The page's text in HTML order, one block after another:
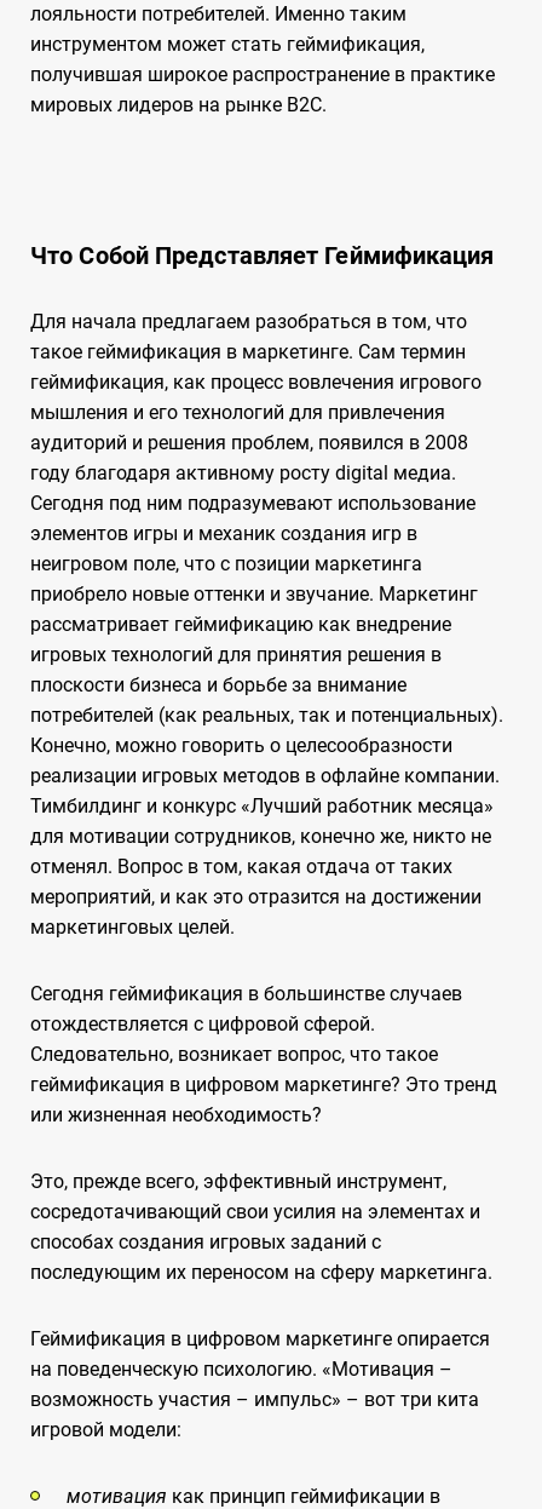
лояльности потребителей. Именно таким
инструментом может стать геймификация,
получившая широкое распространение в практике
мировых лидеров на рынке B2C.
Что Собой Представляет Геймификация
Для начала предлагаем разобраться в том, что
такое геймификация в маркетинге. Сам термин
геймификация, как процесс вовлечения игрового
мышления и его технологий для привлечения
аудиторий и решения проблем, появился в 2008
году благодаря активному росту digital медиа.
Сегодня под ним подразумевают использование
элементов игры и механик создания игр в
неигровом поле, что с позиции маркетинга
приобрело новые оттенки и звучание. Маркетинг
рассматривает геймификацию как внедрение
игровых технологий для принятия решения в
плоскости бизнеса и борьбе за внимание
потребителей (как реальных, так и потенциальных).
Конечно, можно говорить о целесообразности
реализации игровых методов в офлайне компании.
Тимбилдинг и конкурс «Лучший работник месяца»
для мотивации сотрудников, конечно же, никто не
отменял. Вопрос в том, какая отдача от таких
мероприятий, и как это отразится на достижении
маркетинговых целей.
Сегодня геймификация в большинстве случаев
отождествляется с цифровой сферой.
Следовательно, возникает вопрос, что такое
геймификация в цифровом маркетинге? Это тренд
или жизненная необходимость?
Это, прежде всего, эффективный инструмент,
сосредотачивающий свои усилия на элементах и
способах создания игровых заданий с
последующим их переносом на сферу маркетинга.
Геймификация в цифровом маркетинге опирается
на поведенческую психологию. «Мотивация –
возможность участия – импульс» – вот три кита
игровой модели:
мотивация как принцип геймификации в